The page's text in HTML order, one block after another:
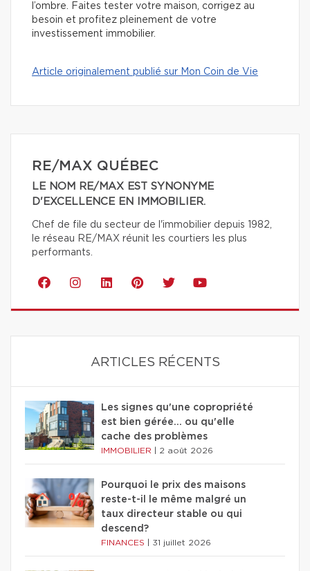
l’ombre. Faites tester votre maison, corrigez au
besoin et profitez pleinement de votre
investissement immobilier.
Article originalement publié sur Mon Coin de Vie
RE/MAX QUÉBEC
LE NOM RE/MAX EST SYNONYME
D'EXCELLENCE EN IMMOBILIER.
Chef de file du secteur de l'immobilier depuis 1982,
le réseau RE/MAX réunit les courtiers les plus
performants.
ARTICLES RÉCENTS
Les signes qu'une copropriété
est bien gérée… ou qu'elle
cache des problèmes
IMMOBILIER 2 août 2026
Pourquoi le prix des maisons
reste-t-il le même malgré un
taux directeur stable ou qui
descend?
FINANCES 31 juillet 2026